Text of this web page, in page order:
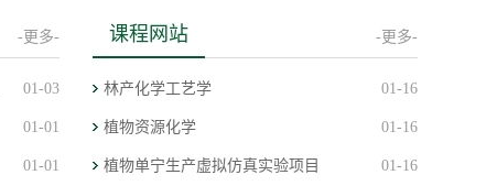
01/01 26
2018-03
转：关于举办2018年黑龙江省高校“学
创杯”大学生创新创业综...
-更多-
01-03
01-01
01-01
课程网站 -更多-
01-16
林产化学工艺学
01-16
植物资源化学
01-16
植物单宁生产虚拟仿真实验项目